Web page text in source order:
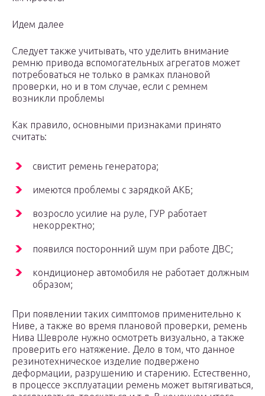
Идем далее
Следует также учитывать, что уделить внимание
ремню привода вспомогательных агрегатов может
потребоваться не только в рамках плановой
проверки, но и в том случае, если с ремнем
возникли проблемы
Как правило, основными признаками принято
считать:
свистит ремень генератора;
имеются проблемы с зарядкой АКБ;
возросло усилие на руле, ГУР работает
некорректно;
появился посторонний шум при работе ДВС;
кондиционер автомобиля не работает должным
образом;
При появлении таких симптомов применительно к
Ниве, а также во время плановой проверки, ремень
Нива Шевроле нужно осмотреть визуально, а также
проверить его натяжение. Дело в том, что данное
резинотехническое изделие подвержено
деформации, разрушению и старению. Естественно,
в процессе эксплуатации ремень может вытягиваться,